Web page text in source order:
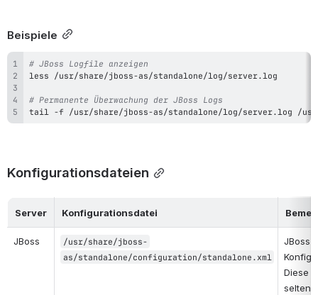
Beispiele
# JBoss Logfile anzeigen
less
# Permanente Überwachung der JBoss Logs
tail -f /usr/share/jboss-as/standalone/log/server.log /
Konfigurationsdateien
Server Konfigurationsdatei
JBoss
/usr/share/jboss-
as/standalone/configuration/standalone.xml
JBoss
Diese
selten